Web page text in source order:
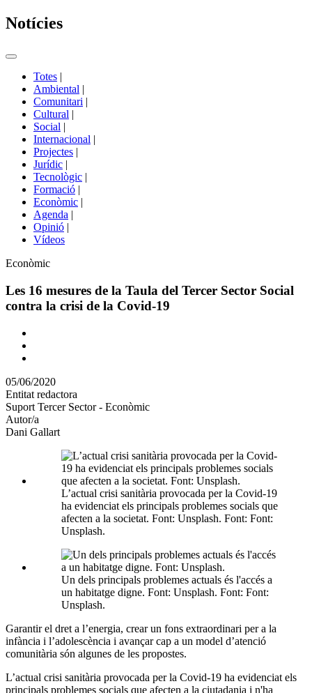
Notícies
Commutador
portals
Totes |
Ambiental |
Comunitari |
Cultural |
Social |
Internacional |
Projectes |
Jurídic |
Tecnològic |
Formació |
Econòmic |
Agenda |
Opinió |
Vídeos
Àmbit
la
notícia
Econòmic
Les 16 mesures de la Taula del Tercer Sector Social
contra la crisi de la Covid-19
Comparteix
altres
xarxes
socials
05/06/2020
Entitat redactora
Suport Tercer Sector - Econòmic
Autor/a
Dani Gallart
L’actual crisi sanitària provocada per la Covid-19
ha evidenciat els principals problemes socials que
afecten a la societat. Font: Unsplash. Font: Font:
Unsplash.
Un dels principals problemes actuals és l'accés a
un habitatge digne. Font: Unsplash. Font: Font:
Unsplash.
Garantir el dret a l’energia, crear un fons extraordinari per a la
infància i l’adolescència i avançar cap a un model d’atenció
comunitària són algunes de les propostes.
L’actual crisi sanitària provocada per la Covid-19 ha evidenciat els
principals problemes socials que afecten a la ciutadania i n'ha